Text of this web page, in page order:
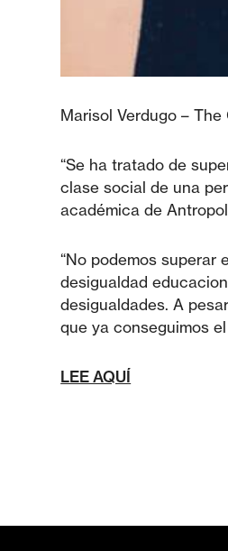
Marisol Verdugo – The
“Se ha tratado de
clase social de una
académica de
“No podemos superar
desigualdad
desigualdades. A
que ya conseguimos
LEE AQUÍ